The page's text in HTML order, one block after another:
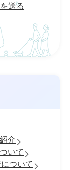
送る
介
いて
ついて